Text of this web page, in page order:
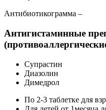
Антибиотикограмма –
Антигистаминные
Супрастин
Диазолин
Димедрол
По 2-3 таблетке для